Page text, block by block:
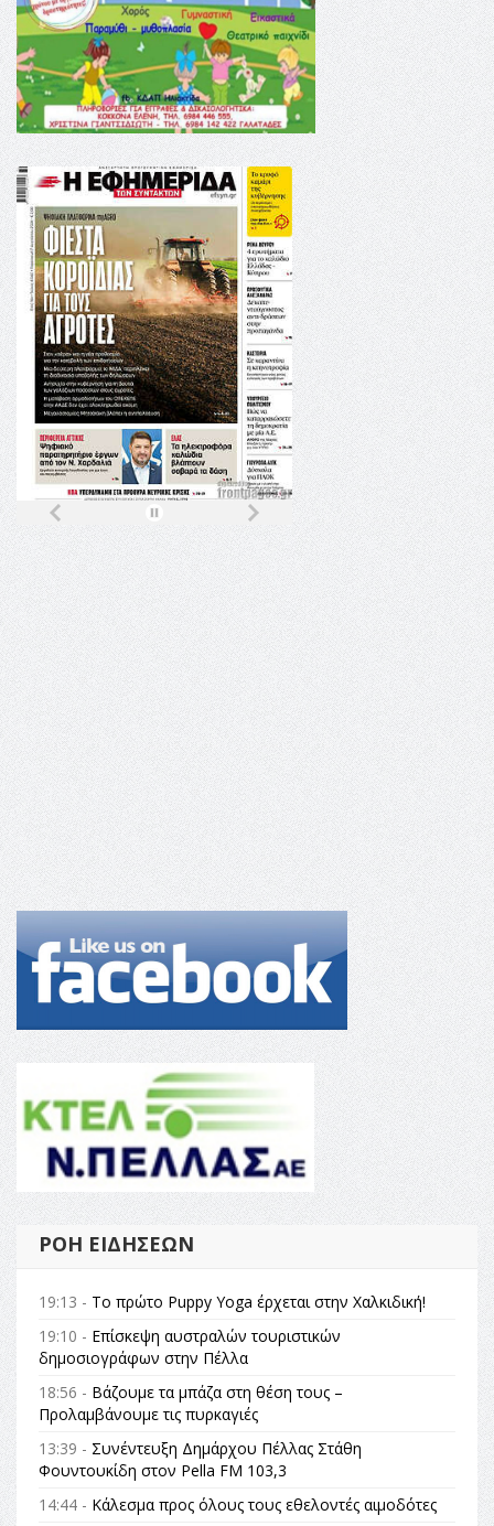
ΡΟΉ ΕΙΔΉΣΕΩΝ
19:13 - Το πρώτο Puppy Yoga έρχεται στην Χαλκιδική!
19:10 - Επίσκεψη αυστραλών τουριστικών
δημοσιογράφων στην Πέλλα
18:56 - Βάζουμε τα μπάζα στη θέση τους –
Προλαμβάνουμε τις πυρκαγιές
13:39 - Συνέντευξη Δημάρχου Πέλλας Στάθη
Φουντουκίδη στον Pella FM 103,3
14:44 - Κάλεσμα προς όλους τους εθελοντές αιμοδότες